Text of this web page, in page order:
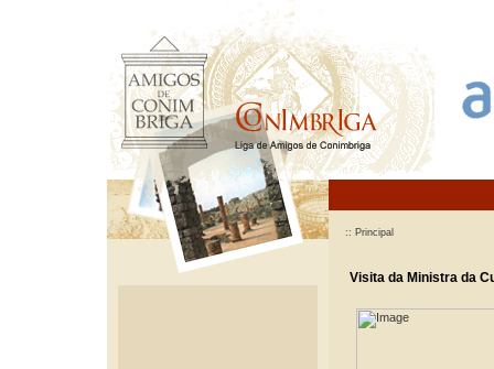
:: Principal
Visita da Ministra da